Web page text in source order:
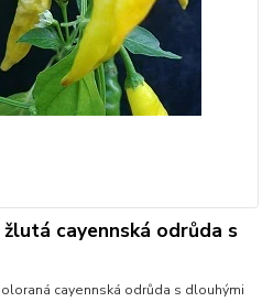
cayennská odrůda s
cayennská odrůda s dlouhými